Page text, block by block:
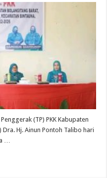
(TP) PKK Kabupaten
Hj. Ainun Pontoh Talibo hari
…